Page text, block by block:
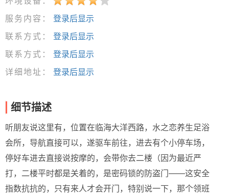
服务内容：
登录后显示
联系方式：
登录后显示
联系方式：
登录后显示
详细地址：
登录后显示
细节描述
听朋友说这里有，位置在临海大洋西路，水之恋养生足浴
会所，导航直接可以，遂驱车前往，进去有个小停车场，
停好车进去直接说按摩的，会带你去二楼（因为最近严
打，二楼平时都是关着的，是密码锁的防盗门——这安全
指数抗抗的，只有来人才会开门，特别说一下，那个领班